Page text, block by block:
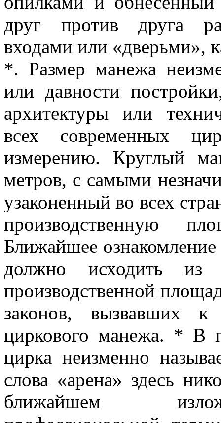
друг против друга
входами или «дверьми»,
*. Размер манежа
или давности
архитектуры или
всех современных
измерению. Круглый
метров, с самыми
узаконенный во всех
производственную
Ближайшее ознакомление
должно исходить из
производственной
законов, вызвавших
циркового манежа. * В
цирка неизменно
слова «арена» здесь
ближайшем